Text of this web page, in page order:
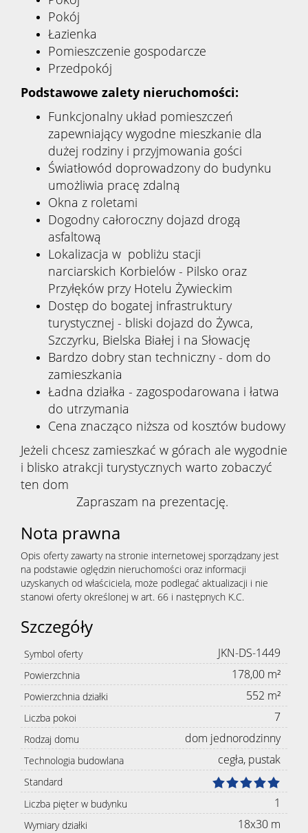
Pokój
Łazienka
Pomieszczenie gospodarcze
Przedpokój
Podstawowe zalety nieruchomości:
Funkcjonalny układ pomieszczeń
zapewniający wygodne mieszkanie dla
dużej rodziny i przyjmowania gości
Światłowód doprowadzony do budynku
umożliwia pracę zdalną
Okna z roletami
Dogodny całoroczny dojazd drogą
asfaltową
Lokalizacja w pobliżu stacji
narciarskich Korbielów - Pilsko oraz
Przyłęków przy Hotelu Żywieckim
Dostęp do bogatej infrastruktury
turystycznej - bliski dojazd do Żywca,
Szczyrku, Bielska Białej i na Słowację
Bardzo dobry stan techniczny - dom do
zamieszkania
Ładna działka - zagospodarowana i łatwa
do utrzymania
Cena znacząco niższa od kosztów budowy
Jeżeli chcesz zamieszkać w górach ale wygodnie
i blisko atrakcji turystycznych warto zobaczyć
ten dom
Zapraszam na prezentację.
Nota prawna
Opis oferty zawarty na stronie internetowej sporządzany jest
na podstawie oględzin nieruchomości oraz informacji
uzyskanych od właściciela, może podlegać aktualizacji i nie
stanowi oferty określonej w art. 66 i następnych K.C.
Szczegóły
Symbol oferty JKN-DS-1449
Powierzchnia 178,00 m²
Powierzchnia działki 552 m²
Liczba pokoi 7
Rodzaj domu dom jednorodzinny
Technologia budowlana cegła, pustak
Standard
Liczba pięter w budynku
1
Wymiary działki 18x30 m